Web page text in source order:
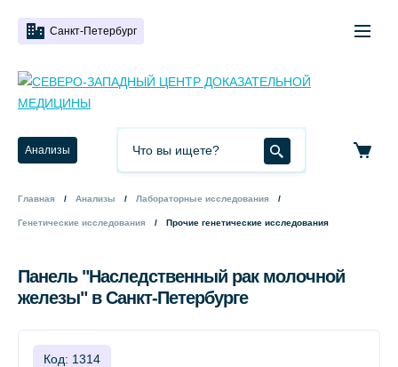
Санкт-Петербург
Анализы
Главная Анализы Лабораторные исследования
Генетические исследования Прочие генетические исследования
Панель "Наследственный рак молочной
железы" в Санкт-Петербурге
Код: 1314